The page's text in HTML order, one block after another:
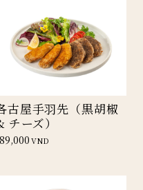
古屋手羽先（黒胡椒
チーズ）
VND